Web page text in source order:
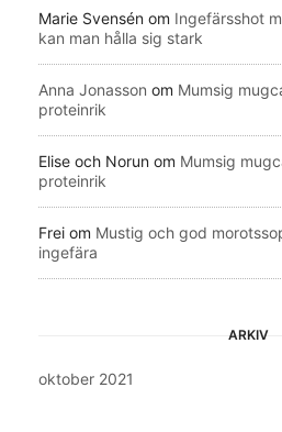
Marie Svensén om Ingefärsshot
kan man hålla sig stark
Anna Jonasson om Mumsig
proteinrik
Elise och Norun om Mumsig
proteinrik
Frei om Mustig och god
ingefära
ARKIV
oktober 2021